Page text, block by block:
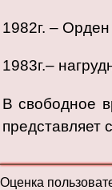
1982г. –
1983г.–
В свободное
представляет
Оценка